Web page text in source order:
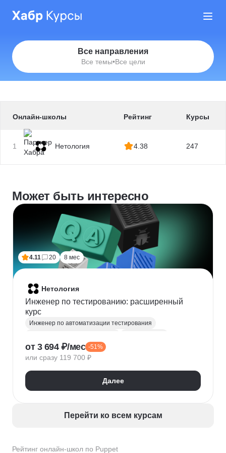
Все направления
Все темы•Все цели
Рейтинг онлайн-школ по Puppet
Онлайн-школы Рейтинг Курсы
1 Нетология 4.38 247
Может быть интересно
4.11 20 8 мес
Нетология
Инженер по тестированию: расширенный
курс
Инженер по автоматизации тестирования
QA
Python Java SQL
Ручное тестирование
Selenium
Docker Chrome DevTools
Postman
Puppet
Тестирование веб-приложений
от 3 694 ₽/мес -51%
или сразу 119 700 ₽
Далее
Перейти ко всем курсам